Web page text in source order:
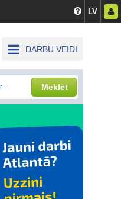
LV
DARBU VEIDI
Meklēt